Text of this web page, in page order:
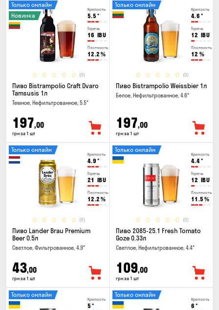
Крепость
5.5 °
Горечь
16 IBU
Плотность
12.2 %
(0)
Только онлайн
Новинка
Пиво Bistrampolio Craft Dvaro
Tamsusis 1л
Темное, Нефильтрованное, 5.5°
197,00
грн за 1 шт
Крепость
4.6 °
Горечь
12 IBU
Плотность
12 %
(0)
Только онлайн
Пиво Bistrampolio Weissbier 1л
Белое, Нефильтрованное, 4.6°
197,00
грн за 1 шт
Крепость
4.9 °
Горечь
21 IBU
Плотность
12.2 %
(0)
Только онлайн
Пиво Lander Brau Premium
Beer 0.5л
Светлое, Фильтрованное, 4.9°
43,00
грн за 1 шт
Крепость
4.4°
Горечь
12 IBU
Плотность
11.5 %
(0)
Только онлайн
Пиво 2085-25.1 Fresh Tomato
Goze 0.33л
Светлое, Нефильтрованное, 4.4°
109,00
грн за 1 шт
Крепость
5 °
Только онлайн
Крепость
6 °
Только онлайн